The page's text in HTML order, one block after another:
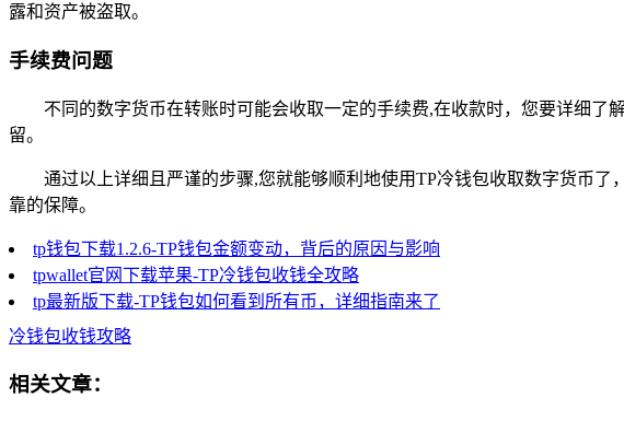
露和资产被盗取。
手续费问题
不同的数字货币在转账时可能会收取一定的手续费,在收款时，您要详细
留。
通过以上详细且严谨的步骤,您就能够顺利地使用TP冷钱包收取数字货币
靠的保障。
tp钱包下载1.2.6-TP钱包金额变动，背后的原因与影响
tpwallet官网下载苹果-TP冷钱包收钱全攻略
tp最新版下载-TP钱包如何看到所有币，详细指南来了
冷钱包收钱攻略
相关文章：